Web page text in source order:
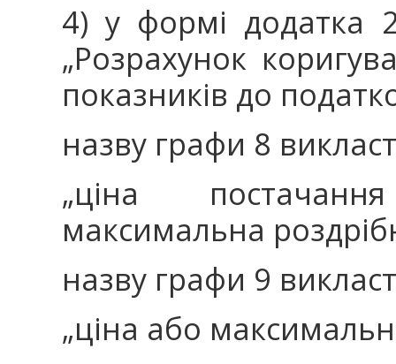
4) у формі додатка
„Розрахунок
показників до
назву графи 8
„ціна
максимальна
назву графи 9
„ціна або